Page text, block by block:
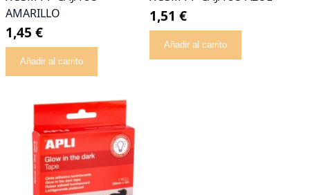
AMARILLO
1,45 €
Añadir al carrito
1,51 €
Añadir al carrito